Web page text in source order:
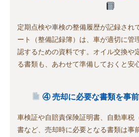
定期点検や車検の整備履歴が記録され
ート（整備記録簿）は、車が適切に管
認するための資料です。オイル交換や
る書類も、あわせて準備しておくと安
④ 売却に必要な書類を事
車検証や自賠責保険証明書、自動車税
書など、売却時に必要となる書類は事